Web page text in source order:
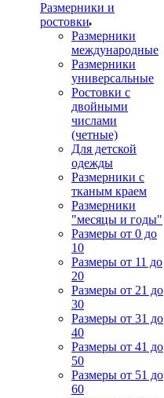
Размерники и
ростовки
Размерники
международные
Размерники
универсальные
Ростовки с
двойными
числами
(четные)
Для детской
одежды
Размерники с
тканым краем
Размерники
"месяцы и годы"
Размеры от 0 до
10
Размеры от 11 до
20
Размеры от 21 до
30
Размеры от 31 до
40
Размеры от 41 до
50
Размеры от 51 до
60